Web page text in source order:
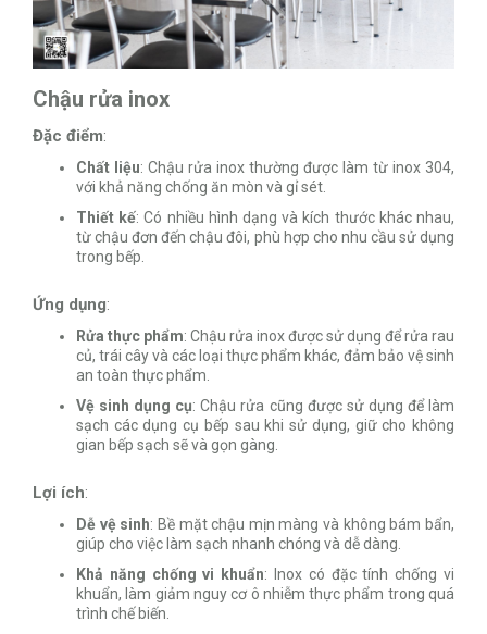
Chậu rửa inox
Đặc điểm:
Chất liệu: Chậu rửa inox thường được làm từ inox 304,
với khả năng chống ăn mòn và gỉ sét.
Thiết kế: Có nhiều hình dạng và kích thước khác nhau,
từ chậu đơn đến chậu đôi, phù hợp cho nhu cầu sử dụng
trong bếp.
Ứng dụng:
Rửa thực phẩm: Chậu rửa inox được sử dụng để rửa rau
củ, trái cây và các loại thực phẩm khác, đảm bảo vệ sinh
an toàn thực phẩm.
Vệ sinh dụng cụ: Chậu rửa cũng được sử dụng để làm
sạch các dụng cụ bếp sau khi sử dụng, giữ cho không
gian bếp sạch sẽ và gọn gàng.
Lợi ích:
Dễ vệ sinh: Bề mặt chậu mịn màng và không bám bẩn,
giúp cho việc làm sạch nhanh chóng và dễ dàng.
Khả năng chống vi khuẩn: Inox có đặc tính chống vi
khuẩn, làm giảm nguy cơ ô nhiễm thực phẩm trong quá
trình chế biến.